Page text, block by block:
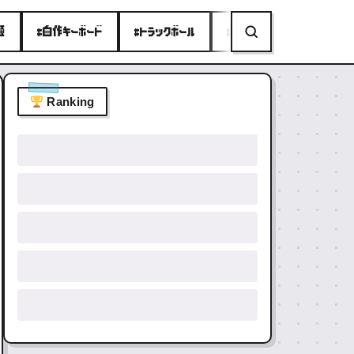
#自作キーボード #トラックボール #ミニPC
Ranking